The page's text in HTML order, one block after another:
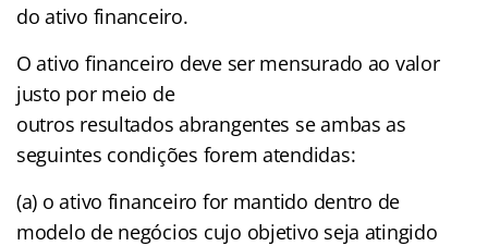
do ativo financeiro.
O ativo financeiro deve ser mensurado ao valor
justo por meio de
outros resultados abrangentes se ambas as
seguintes condições forem atendidas:
(a) o ativo financeiro for mantido dentro de
modelo de negócios cujo objetivo seja atingido